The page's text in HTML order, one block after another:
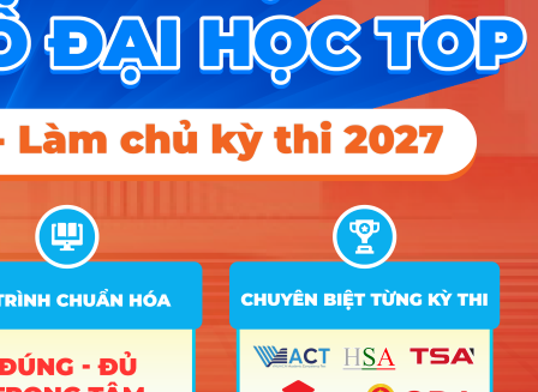
57
Quản lý tài
nguyên và
môi trường
B03; C01; C02; D01; X01; X02 15
STT Tổ hợp
Điểm Chuẩn
2025 2024 2023
điện ảnh,
truyền hình
18
Thiết kế đồ
C01; C03; C04; D01; H01; X02
5
Nghệ thuật
số
18